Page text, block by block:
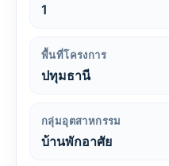
1
พื้นที่โครงการ
ปทุมธานี
กลุ่มอุตสาหกรรม
บ้านพักอาศัย